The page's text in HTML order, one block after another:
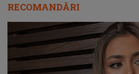
RECOMANDĂRI